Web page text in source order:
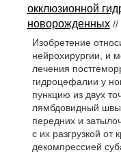
окклюзионной
новорожденных//
Изобретение
нейрохирургии, и
лечения
гидроцефалии у
пункцию из двух
лямбдовидный
передних и
с их разгрузкой от
декомпрессией